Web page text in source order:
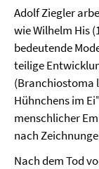
Adolf Ziegler
wie Wilhelm His
bedeutende
teilige
(Branchiostoma
Hühnchens im
menschlicher
nach
Nach dem Tod